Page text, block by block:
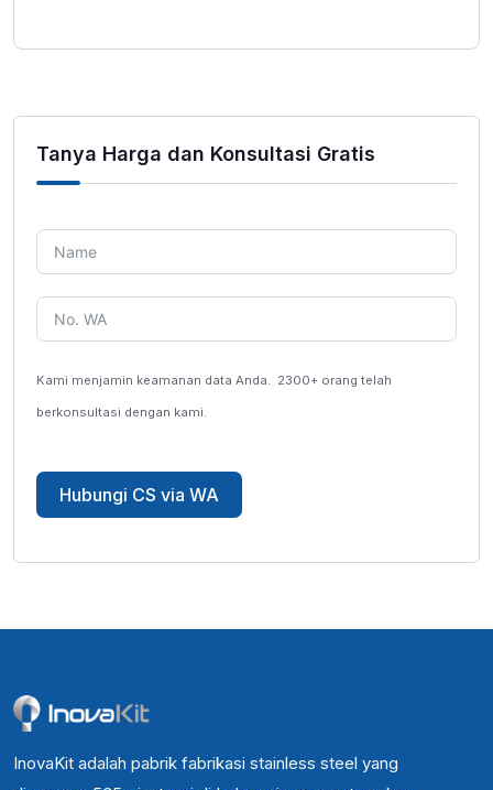
Tanya Harga dan Konsultasi Gratis
Kami menjamin keamanan data Anda. 2300+ orang telah
berkonsultasi dengan kami.
Hubungi CS via WA
InovaKit adalah pabrik fabrikasi stainless steel yang